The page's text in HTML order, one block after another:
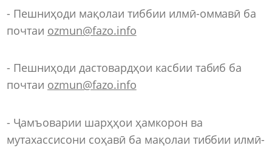
- Пешниҳоди мақолаи тиббии илмӣ-оммавӣ ба
почтаи ozmun@fazo.info
- Пешниҳоди дастовардҳои касбии табиб ба
почтаи ozmun@fazo.info
- Ҷамъоварии шарҳҳои ҳамкорон ва
мутахассисони соҳавӣ ба мақолаи тиббии илмӣ-